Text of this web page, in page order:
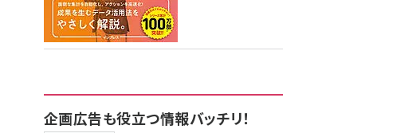
企画広告も役立つ情報バッチリ！